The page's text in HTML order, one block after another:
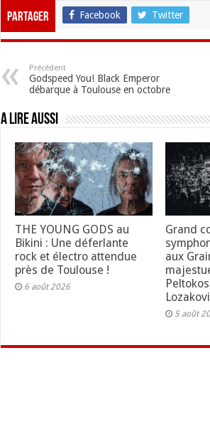
Partager Facebook Twitter
Précédent
Godspeed You! Black Emperor
débarque à Toulouse en octobre
A lire aussi
THE YOUNG GODS au
Bikini : Une déferlante
rock et électro attendue
près de Toulouse !
6 août 2026
Grand
aux
5 août